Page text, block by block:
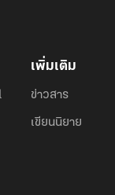
เพิ่มเติม
ข่าวสาร
เขียนนิยาย